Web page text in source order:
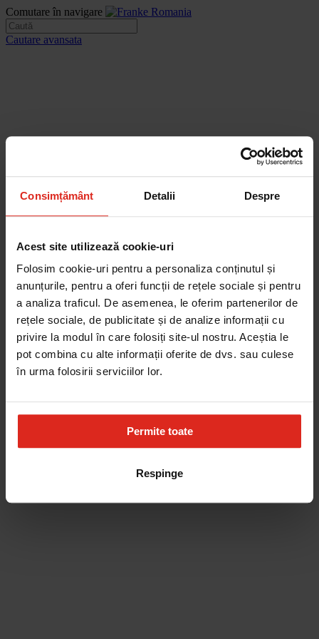
Consimțământ Detalii Despre
Acest site utilizează cookie-uri
Folosim cookie-uri pentru a personaliza conținutul și
anunțurile, pentru a oferi funcții de rețele sociale și pentru
a analiza traficul. De asemenea, le oferim partenerilor de
rețele sociale, de publicitate și de analize informații cu
privire la modul în care folosiți site-ul nostru. Aceștia le
pot combina cu alte informații oferite de dvs. sau culese
în urma folosirii serviciilor lor.
Permite toate
Respinge
Comutare în navigare
Cautare avansata